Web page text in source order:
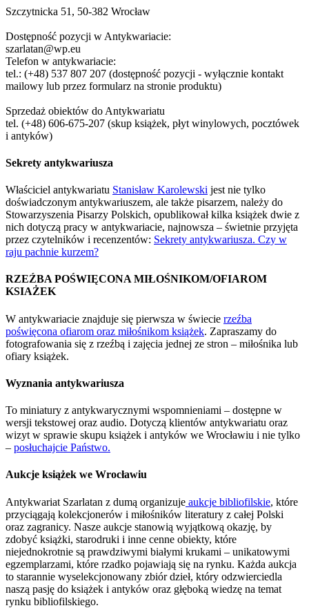
Szczytnicka 51, 50-382 Wrocław
Dostępność pozycji w Antykwariacie:
szarlatan@wp.eu
Telefon w antykwariacie:
tel.: (+48) 537 807 207 (dostępność pozycji - wyłącznie kontakt
mailowy lub przez formularz na stronie produktu)
Sprzedaż obiektów do Antykwariatu
tel. (+48) 606-675-207 (skup książek, płyt winylowych, pocztówek
i antyków)
Sekrety antykwariusza
Właściciel antykwariatu Stanisław Karolewski jest nie tylko
doświadczonym antykwariuszem, ale także pisarzem, należy do
Stowarzyszenia Pisarzy Polskich, opublikował kilka książek dwie z
nich dotyczą pracy w antykwariacie, najnowsza – świetnie przyjęta
przez czytelników i recenzentów: Sekrety antykwariusza. Czy w
raju pachnie kurzem?
RZEŹBA POŚWIĘCONA MIŁOŚNIKOM/OFIAROM
KSIAŻEK
W antykwariacie znajduje się pierwsza w świecie rzeźba
poświęcona ofiarom oraz miłośnikom książek. Zapraszamy do
fotografowania się z rzeźbą i zajęcia jednej ze stron – miłośnika lub
ofiary książek.
Wyznania antykwariusza
To miniatury z antykwarycznymi wspomnieniami – dostępne w
wersji tekstowej oraz audio. Dotyczą klientów antykwariatu oraz
wizyt w sprawie skupu książek i antyków we Wrocławiu i nie tylko
– posłuchajcie Państwo.
Aukcje książek we Wrocławiu
Antykwariat Szarlatan z dumą organizuje aukcje bibliofilskie, które
przyciągają kolekcjonerów i miłośników literatury z całej Polski
oraz zagranicy. Nasze aukcje stanowią wyjątkową okazję, by
zdobyć książki, starodruki i inne cenne obiekty, które
niejednokrotnie są prawdziwymi białymi krukami – unikatowymi
egzemplarzami, które rzadko pojawiają się na rynku. Każda aukcja
to starannie wyselekcjonowany zbiór dzieł, który odzwierciedla
naszą pasję do książek i antyków oraz głęboką wiedzę na temat
rynku bibliofilskiego.